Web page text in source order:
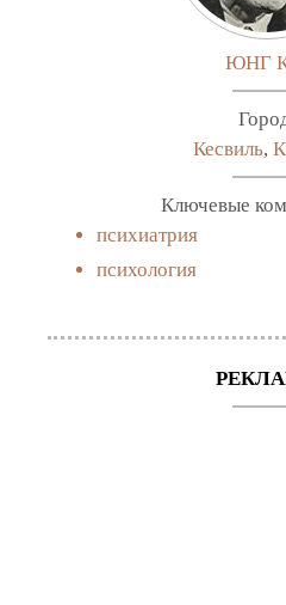
ЮНГ
Кесвиль,
Ключевые
психиатрия
психология